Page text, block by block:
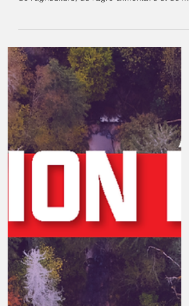
Question publiée le 14 juillet 2026 : M.
de l'agriculture, de l'agro-alimentaire et de la
des animaux d'élevage lors des épisodes
caniculaires et sur l'adaptation de l'élevage
français au dérèglement climatique. La
canicule qui vient de frapper la France a une
nouvelle fois révélé la vulnérabilité de
l'élevage intensif face aux conséquences du
dérèglement climatique alors que ces
épisodes